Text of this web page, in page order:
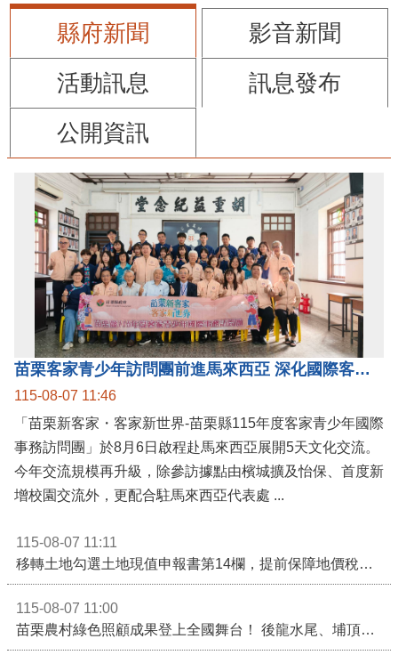
縣府新聞
影音新聞
活動訊息
訊息發布
公開資訊
苗栗客家青少年訪問團前進馬來西亞 深化國際客家文化交流
115-08-07 11:46
「苗栗新客家・客家新世界-苗栗縣115年度客家青少年國際
事務訪問團」於8月6日啟程赴馬來西亞展開5天文化交流。
今年交流規模再升級，除參訪據點由檳城擴及怡保、首度新
增校園交流外，更配合駐馬來西亞代表處 ...
115-08-07 11:11
移轉土地勾選土地現值申報書第14欄，提前保障地價稅節稅權益
115-08-07 11:00
苗栗農村綠色照顧成果登上全國舞台！ 後龍水尾、埔頂社區前進2026高齡健康產業博覽會